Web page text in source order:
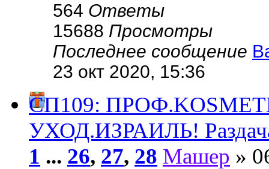
564 Ответы
15688 Просмотры
Последнее сообщение
23 окт 2020, 15:36
СП109:
УХОД.ИЗРАИЛЬ!
1 ... 26, 27, 28 Машер »